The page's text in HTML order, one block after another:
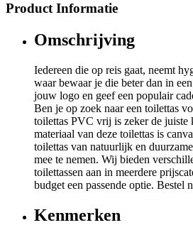
Product Informatie
Omschrijving
Iedereen die op reis gaat, neemt
waar bewaar je die beter dan in
jouw logo en geef een populair
Ben je op zoek naar een toilettas
toilettas PVC vrij is zeker de juiste
materiaal van deze toilettas is
toilettas van natuurlijk en
mee te nemen. Wij bieden
toilettassen aan in meerdere
budget een passende optie. Bestel
Kenmerken